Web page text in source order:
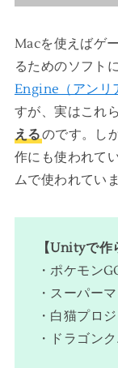
Macを使えばゲ
るためのソフト
Engine（アンリ
すが、実はこれ
えるのです。し
作にも使われて
ムで使われていま
【Unityで作
・ポケモン
・スーパー
・白猫プロ
・ドラゴン